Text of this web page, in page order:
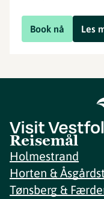
Book nå Les
Reisemål
Holmestrand
Horten &
Tønsberg &